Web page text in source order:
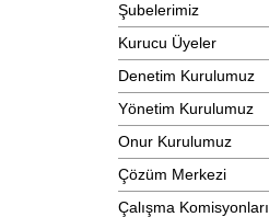
Şubelerimiz
Kurucu Üyeler
Denetim Kurulumuz
Yönetim Kurulumuz
Onur Kurulumuz
Çözüm Merkezi
Çalışma Komisyonları